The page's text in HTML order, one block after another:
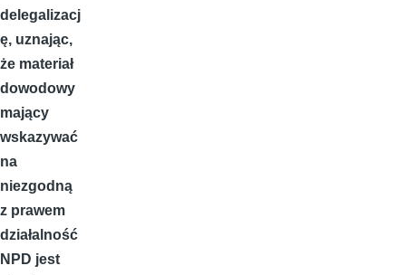
delegalizacj
ę, uznając,
że materiał
dowodowy
mający
wskazywać
na
niezgodną
z prawem
działalność
NPD jest